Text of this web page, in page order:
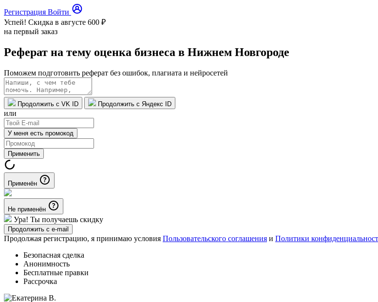
Регистрация Войти
Успей! Скидка в августе 600 ₽
на первый заказ
Реферат на тему оценка бизнеса в Нижнем Новгороде
Поможем подготовить реферат без ошибок, плагиата и нейросетей
Продолжить с VK ID Продолжить с Яндекс ID
или
У меня есть промокод
Применить
Применён
Не применён
Ура! Ты получаешь скидку
Продолжить с e-mail
Продолжая регистрацию, я принимаю условия Пользовательского соглашения и Политики
Безопасная сделка
Анонимность
Бесплатные правки
Рассрочка